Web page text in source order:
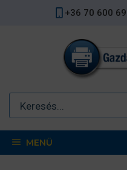
+36 70 600
MENÜ